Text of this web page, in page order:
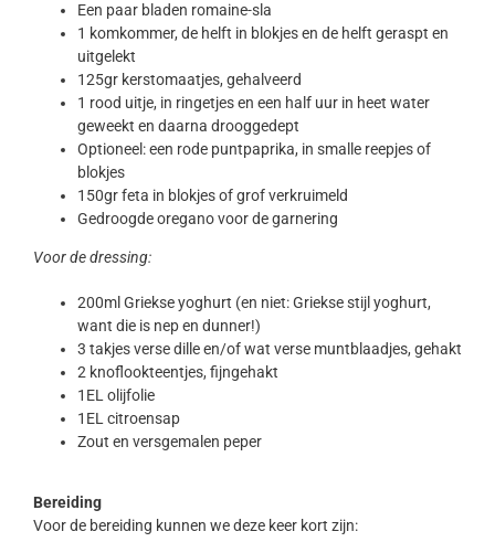
Een paar bladen romaine-sla
1 komkommer, de helft in blokjes en de helft geraspt en
uitgelekt
125gr kerstomaatjes, gehalveerd
1 rood uitje, in ringetjes en een half uur in heet water
geweekt en daarna drooggedept
Optioneel: een rode puntpaprika, in smalle reepjes of
blokjes
150gr feta in blokjes of grof verkruimeld
Gedroogde oregano voor de garnering
Voor de dressing:
200ml Griekse yoghurt (en niet: Griekse stijl yoghurt,
want die is nep en dunner!)
3 takjes verse dille en/of wat verse muntblaadjes, gehakt
2 knoflookteentjes, fijngehakt
1EL olijfolie
1EL citroensap
Zout en versgemalen peper
Bereiding
Voor de bereiding kunnen we deze keer kort zijn: